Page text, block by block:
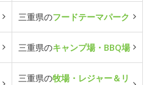
三重県のフードテーマパーク
三重県のキャンプ場・BBQ場
三重県の牧場・レジャー＆リ